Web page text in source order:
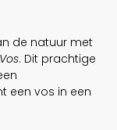
de natuur met
. Dit prachtige
een vos in een